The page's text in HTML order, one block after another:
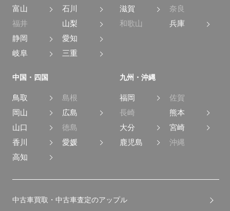
富山
石川
福井
山梨
静岡
愛知
岐阜
三重
滋賀
奈良
和歌山
兵庫
中国・四国
鳥取
島根
岡山
広島
山口
徳島
香川
愛媛
高知
九州・沖縄
福岡
佐賀
長崎
熊本
大分
宮崎
鹿児島
沖縄
中古車買取・中古車査定のアップル